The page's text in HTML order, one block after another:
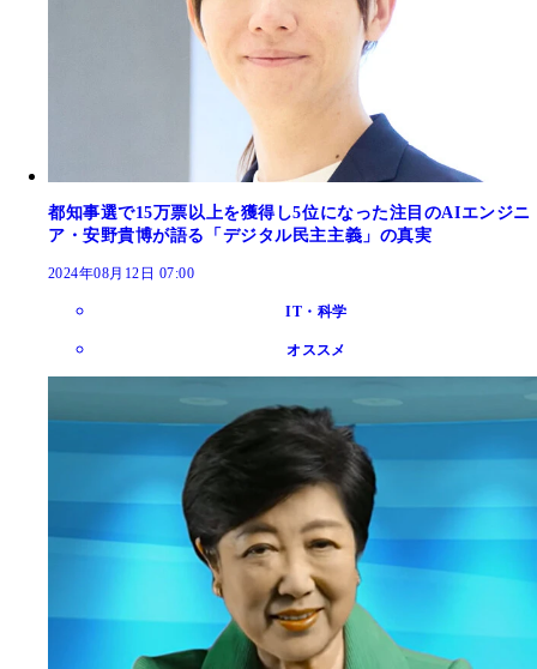
都知事選で15万票以上を獲得し5位になった注目のAIエンジニ
ア・安野貴博が語る「デジタル民主主義」の真実
2024年08月12日 07:00
IT・科学
オススメ